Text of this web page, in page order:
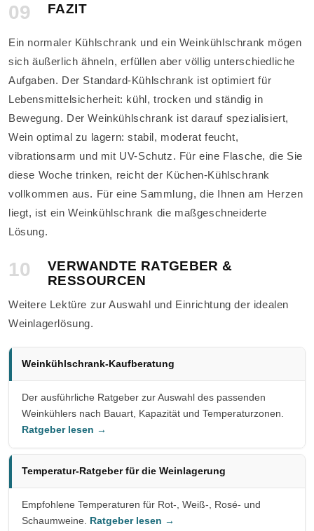
09 FAZIT
Ein normaler Kühlschrank und ein Weinkühlschrank mögen
sich äußerlich ähneln, erfüllen aber völlig unterschiedliche
Aufgaben. Der Standard-Kühlschrank ist optimiert für
Lebensmittelsicherheit: kühl, trocken und ständig in
Bewegung. Der Weinkühlschrank ist darauf spezialisiert,
Wein optimal zu lagern: stabil, moderat feucht,
vibrationsarm und mit UV-Schutz. Für eine Flasche, die Sie
diese Woche trinken, reicht der Küchen-Kühlschrank
vollkommen aus. Für eine Sammlung, die Ihnen am Herzen
liegt, ist ein Weinkühlschrank die maßgeschneiderte
Lösung.
10
VERWANDTE RATGEBER &
RESSOURCEN
Weitere Lektüre zur Auswahl und Einrichtung der idealen
Weinlagerlösung.
Weinkühlschrank-Kaufberatung
Der ausführliche Ratgeber zur Auswahl des passenden
Weinkühlers nach Bauart, Kapazität und Temperaturzonen.
Ratgeber lesen →
Temperatur-Ratgeber für die Weinlagerung
Empfohlene Temperaturen für Rot-, Weiß-, Rosé- und
Schaumweine. Ratgeber lesen →